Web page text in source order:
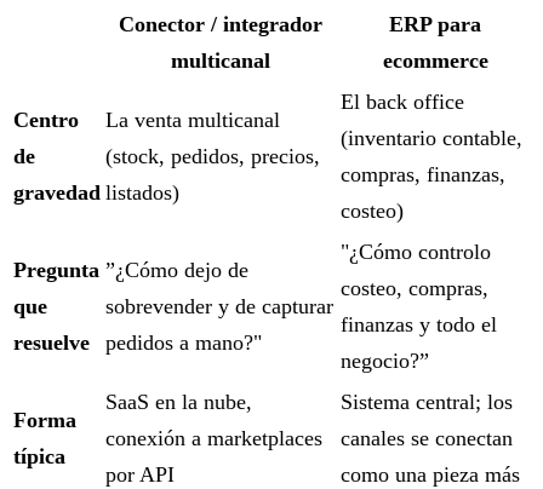
Conector / integrador
multicanal
ERP para
ecommerce
Centro
de
gravedad
La venta multicanal
(stock, pedidos, precios,
listados)
El back office
(inventario contable,
compras, finanzas,
costeo)
Pregunta
que
resuelve
”¿Cómo dejo de
sobrevender y de capturar
pedidos a mano?"
"¿Cómo controlo
costeo, compras,
finanzas y todo el
negocio?”
Forma
típica
SaaS en la nube,
conexión a marketplaces
por API
Sistema central; los
canales se conectan
como una pieza más